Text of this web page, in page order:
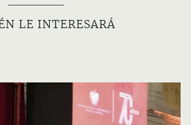
LE INTERESARÁ